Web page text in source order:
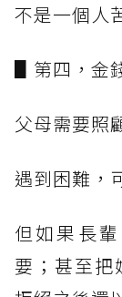
不是一個人
▋第四，金
父母需要照
遇到困難，
但如果長
要；甚至把